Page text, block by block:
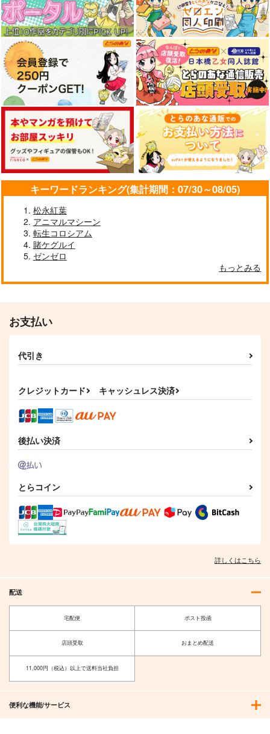
キーワードランキング(集計期間：07/30～08/05)
松永紅葉
アニマルマシーン
転生コロシアム
賭ケグルイ
ゼンゼロ
もっとみる
お支払い
代引き
クレジットカード キャッシュレス決済
後払い決済
とらコイン
詳しくはこちら
配送
宅配便 ポスト投函
店頭受取 おまとめ配送
11,000円（税込）以上で送料当社負担
便利な機能/サービス